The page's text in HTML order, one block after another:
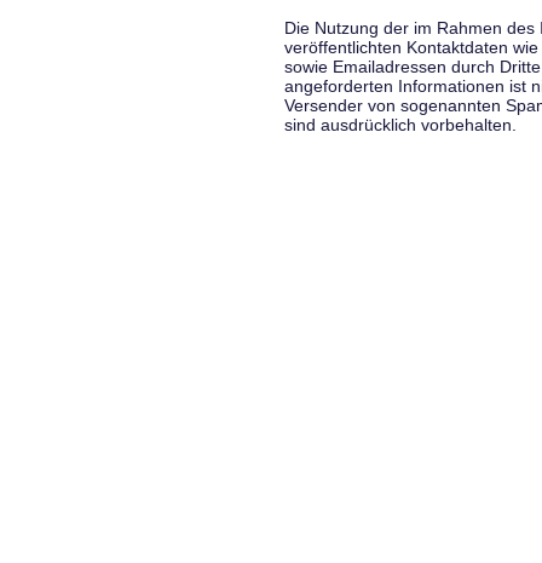
Die Nutzung der im Rahmen
veröffentlichten Kontaktdaten
sowie Emailadressen durch
angeforderten Informationen ist
Versender von sogenannten
sind ausdrücklich vorbehalten.